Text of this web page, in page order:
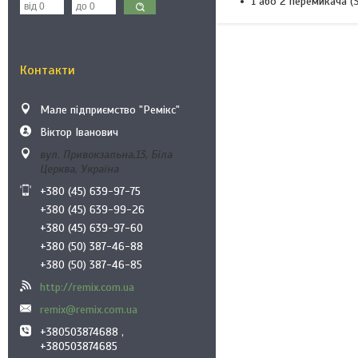
Контакти
Мале підприємство "Ремікс"
Віктор Іванович
вул. Привокзальна,13, Біла
Церква, Україна
+380 (45) 639-97-75
+380 (45) 639-99-26
+380 (45) 639-97-60
+380 (50) 387-46-88
+380 (50) 387-46-85
http://remix.com.ua
remix@remix.com.ua
+380503874688 ,
+380503874685